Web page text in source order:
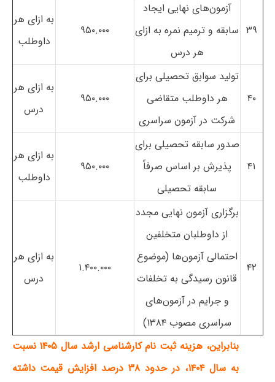
۳۹
آزمون‌های نهایی ایجاد
سابقه و ترمیم نمره به ازای
هر درس
۹۵۰.۰۰۰
به ازای هر
داوطلب
۴۰
تولید سوابق تحصیلی برای
هر داوطلب متقاضی
شرکت در آزمون سراسری
۹۵۰.۰۰۰
به ازای هر
درس
۴۱
صدور سابقه تحصیلی برای
پذیرش بر اساس صرفاً
سابقه تحصیلی
۹۵۰.۰۰۰
به ازای هر
داوطلب
۴۲
برگزاری آزمون نهایی مجدد
از داوطلبان متخلفین
احتمالی آزمون‌ها (موضوع
قانون رسیدگی به تخلفات
و جرایم در آزمون‌های
سراسری مصوب۱۳۸۴)
۱.۴۰۰.۰۰۰
به ازای هر
درس
بنابراین، هزینه ثبت نام کارشناسی ارشد سال ۱۴۰۵ نسبت
به سال ۱۴۰۴، در حدود ۳۸ درصد افزایش قیمت داشته